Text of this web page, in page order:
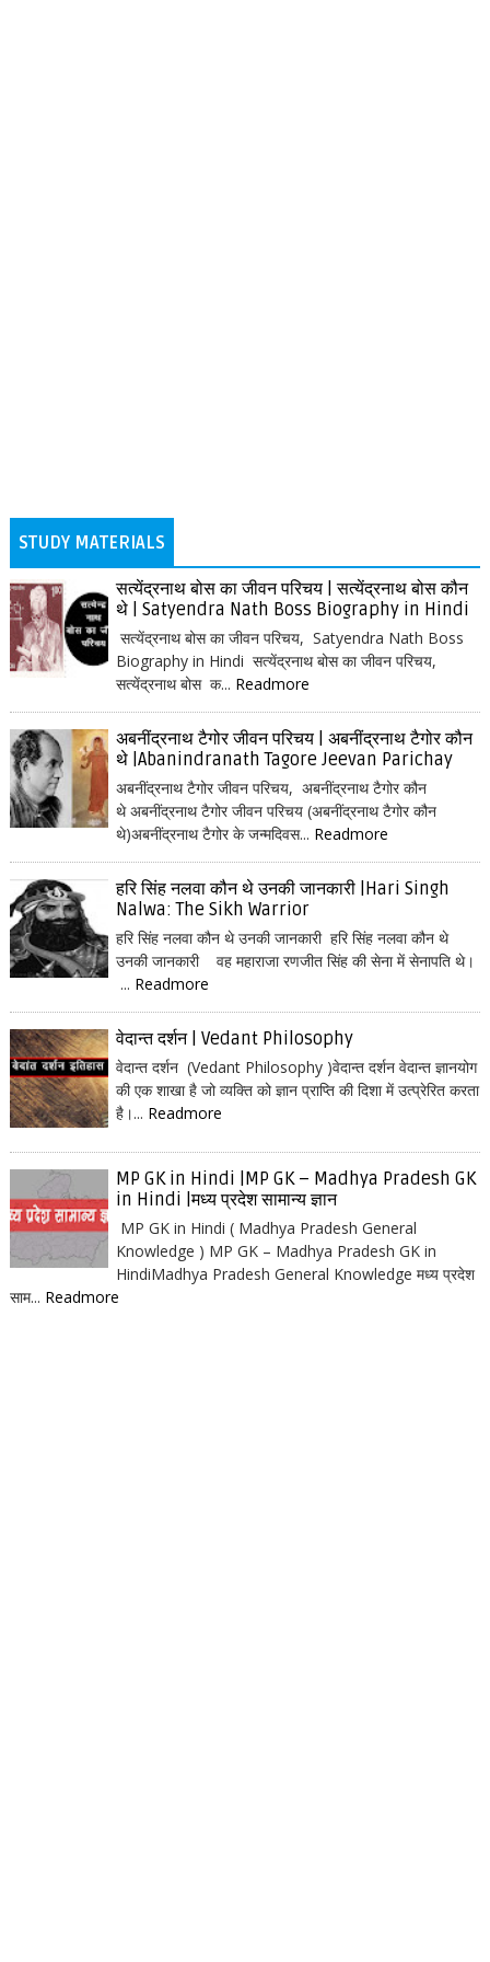
STUDY MATERIALS
सत्येंद्रनाथ बोस का जीवन परिचय | सत्येंद्रनाथ बोस कौन
थे | Satyendra Nath Boss Biography in Hindi
सत्येंद्रनाथ बोस का जीवन परिचय, Satyendra Nath Boss
Biography in Hindi सत्येंद्रनाथ बोस का जीवन परिचय,
सत्येंद्रनाथ बोस क... Readmore
अबनींद्रनाथ टैगोर जीवन परिचय | अबनींद्रनाथ टैगोर कौन
थे |Abanindranath Tagore Jeevan Parichay
अबनींद्रनाथ टैगोर जीवन परिचय, अबनींद्रनाथ टैगोर कौन
थे अबनींद्रनाथ टैगोर जीवन परिचय (अबनींद्रनाथ टैगोर कौन
थे)अबनींद्रनाथ टैगोर के जन्मदिवस... Readmore
हरि सिंह नलवा कौन थे उनकी जानकारी |Hari Singh
Nalwa: The Sikh Warrior
हरि सिंह नलवा कौन थे उनकी जानकारी हरि सिंह नलवा कौन थे
उनकी जानकारी वह महाराजा रणजीत सिंह की सेना में सेनापति थे।
... Readmore
वेदान्त दर्शन | Vedant Philosophy
वेदान्त दर्शन (Vedant Philosophy )वेदान्त दर्शन वेदान्त ज्ञानयोग
की एक शाखा है जो व्यक्ति को ज्ञान प्राप्ति की दिशा में उत्प्रेरित करता
है।... Readmore
MP GK in Hindi |MP GK – Madhya Pradesh GK
in Hindi |मध्य प्रदेश सामान्य ज्ञान
MP GK in Hindi ( Madhya Pradesh General
Knowledge ) MP GK – Madhya Pradesh GK in
HindiMadhya Pradesh General Knowledge मध्य प्रदेश
साम... Readmore